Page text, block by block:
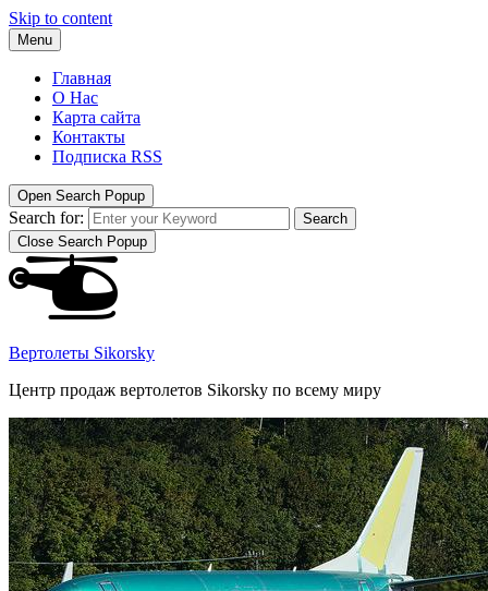
Skip to content
Menu
Главная
О Нас
Карта сайта
Контакты
Подписка RSS
Open Search Popup
Search for:
Search
Close Search Popup
Вертолеты Sikorsky
Центр продаж вертолетов Sikorsky по всему миру